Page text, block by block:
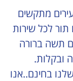
מתקשים
תור לכל שירות
תשה ברורה
ובקלות.
בחינם..אנו